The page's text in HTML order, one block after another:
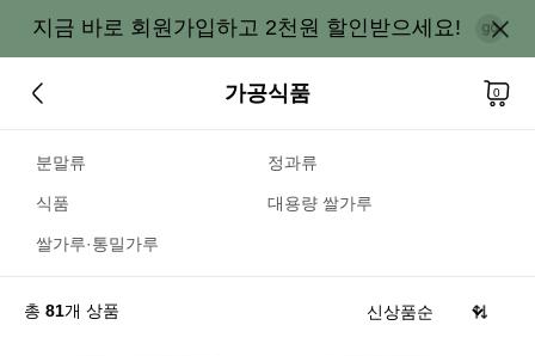
지금 바로 회원가입하고 2천원 할인받으세요!
가공식품 0
분말류 정과류
식품 대용량 쌀가루
쌀가루·통밀가루
총 81개 상품